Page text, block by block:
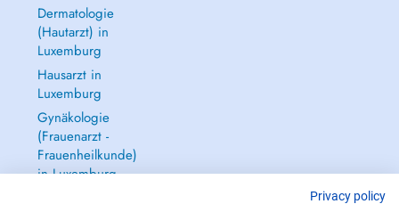
Dermatologie
(Hautarzt) in
Luxemburg
Hausarzt in
Luxemburg
Gynäkologie
(Frauenarzt -
Frauenheilkunde)
in Luxemburg
Privacy policy